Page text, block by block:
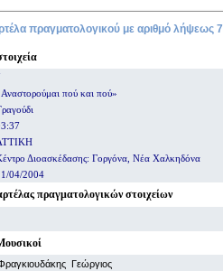
πραγματολογικού με αριθμόλήψεως 7
πού και πού»
Διοασκέδασης: Γοργόνα, Νέα Χαλκηδόνα
04/2004
πραγματολογικών στοιχείων
Γεώργιος